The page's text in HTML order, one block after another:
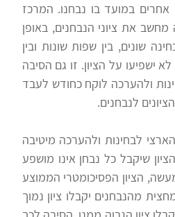
אחרים במועד בו נבחנו. המרכז
את ציוני הנבחנים, באופן
שונים, בין שפות שונות ובין
ישפיעו על הציון. זו גם הסיבה
ולהערכה לוקח כחודש לעבד
לנבחנים.
לבחינות ולהערכה מיטיבה
שיקבל כל נבחן אינו מושפע
הציון הפסיכומטרי הממוצע
בקירוב, מחצית מהנבחנים יקבלו ציון נמוך